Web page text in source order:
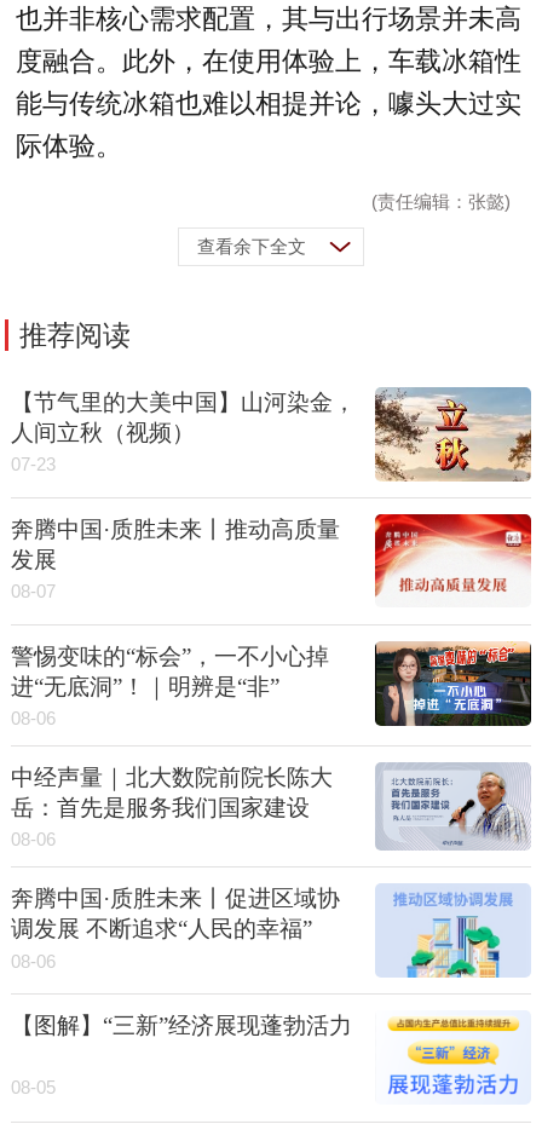
也并非核心需求配置，其与出行场景并未高
度融合。此外，在使用体验上，车载冰箱性
能与传统冰箱也难以相提并论，噱头大过实
际体验。
(责任编辑：张懿)
查看余下全文
推荐阅读
【节气里的大美中国】山河染金，
人间立秋（视频）
07-23
奔腾中国·质胜未来丨推动高质量
发展
08-07
警惕变味的“标会”，一不小心掉
进“无底洞”！｜明辨是“非”
08-06
中经声量｜北大数院前院长陈大
岳：首先是服务我们国家建设
08-06
奔腾中国·质胜未来丨促进区域协
调发展 不断追求“人民的幸福”
08-06
【图解】“三新”经济展现蓬勃活力
08-05